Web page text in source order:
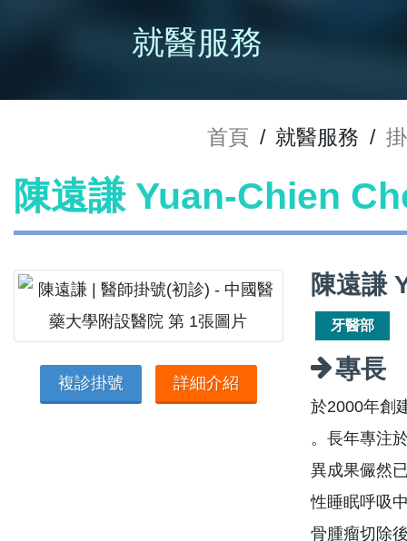
就醫服務
首頁 / 就醫服務 /
陳遠謙 Yuan-Chien
複診掛號 詳細介紹
陳遠謙
牙醫部
專長
於2000年創
。長年專注
異成果儼然
性睡眠呼吸
骨腫瘤切除